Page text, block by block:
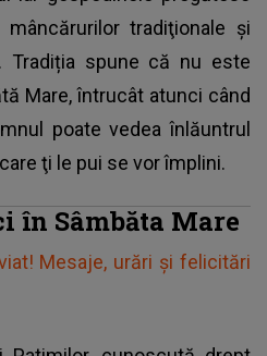
tradiţionale şi
Tradiția spune că nu este
Mare, întrucât atunci când
poate vedea înlăuntrul
ţi le pui se vor împlini.
în Sâmbăta Mare
Mesaje, urări şi felicitări